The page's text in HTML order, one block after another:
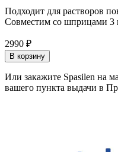
Подходит для растворов
Совместим со шприцами 3
2990 ₽
В корзину
Или закажите Spasilen на
вашего пункта выдачи в